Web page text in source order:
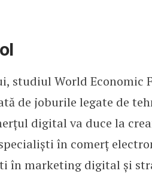
studiul World Economic
de joburile legate de
digital va duce la
în comerț
în marketing digital și